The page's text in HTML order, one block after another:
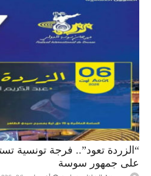
“الزردة تعود”.. فرجة تونسية
على جمهور سوسة